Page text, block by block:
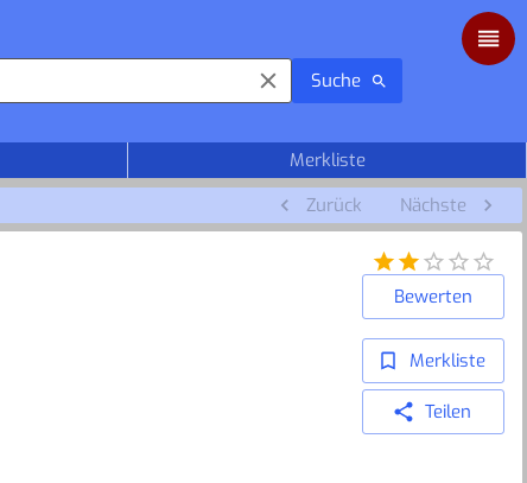
Suche
Merkliste
Zurück Nächste
Bewerten
Merkliste
Teilen